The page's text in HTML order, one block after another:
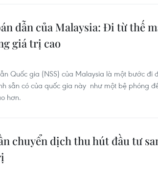
dẫn của Malaysia: Đi từ thế
giá trị cao
Quốc gia (NSS) của Malaysia là một bước đi
sẵn có của quốc gia này như một bệ phóng
hơn.
chuyển dịch thu hút đầu tư